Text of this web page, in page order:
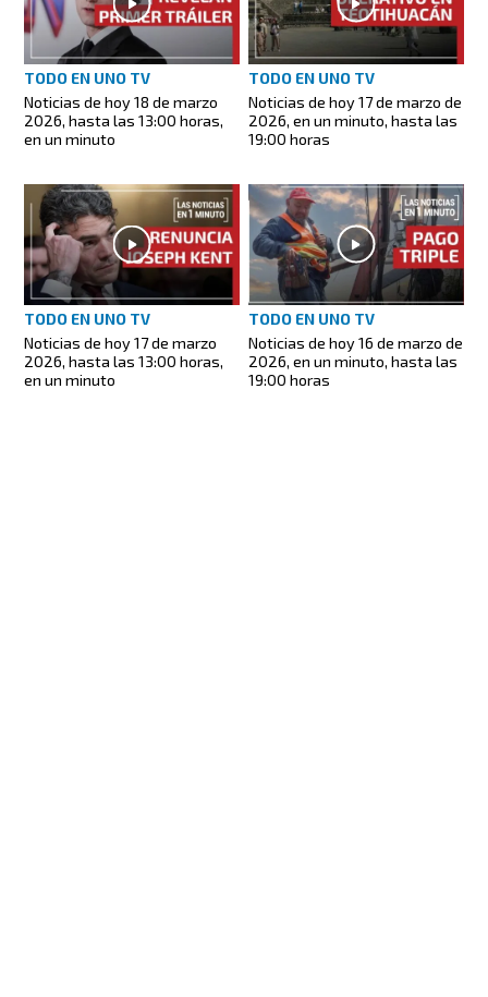
TODO EN UNO TV
Noticias de hoy 18 de marzo
2026, hasta las 13:00 horas,
en un minuto
TODO EN UNO TV
Noticias de hoy 17 de marzo de
2026, en un minuto, hasta las
19:00 horas
TODO EN UNO TV
Noticias de hoy 17 de marzo
2026, hasta las 13:00 horas,
en un minuto
TODO EN UNO TV
Noticias de hoy 16 de marzo de
2026, en un minuto, hasta las
19:00 horas